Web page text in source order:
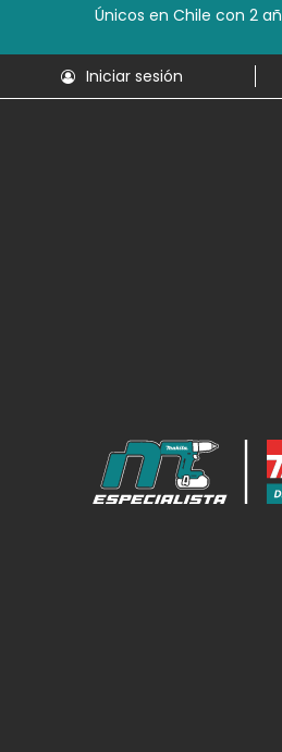
Únicos en Chile con 2
Iniciar sesión